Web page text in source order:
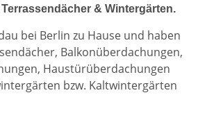
& Wintergärten.
bei Berlin zu Hause und haben
Balkonüberdachungen,
Haustürüberdachungen
bzw. Kaltwintergärten